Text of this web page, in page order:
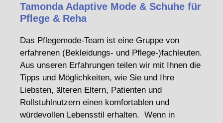
Tamonda Adaptive Mode & Schuhe für
Pflege & Reha
Das Pflegemode-Team ist eine Gruppe von
erfahrenen (Bekleidungs- und Pflege-)fachleuten.
Aus unseren Erfahrungen teilen wir mit Ihnen die
Tipps und Möglichkeiten, wie Sie und Ihre
Liebsten, älteren Eltern, Patienten und
Rollstuhlnutzern einen komfortablen und
würdevollen Lebensstil erhalten. Wenn in